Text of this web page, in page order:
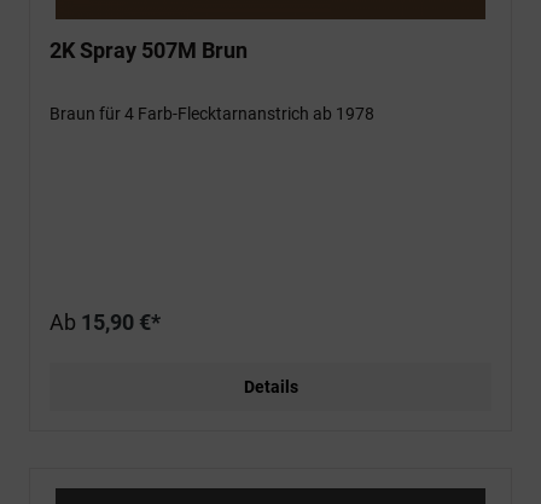
2K Spray 507M Brun
Braun für 4 Farb-Flecktarnanstrich ab 1978
Ab 15,90 €*
Details